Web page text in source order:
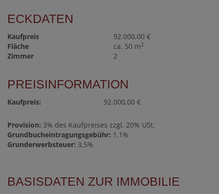
ECKDATEN
Kaufpreis
92.000,00 €
Fläche
ca. 50 m2
Zimmer 2
PREISINFORMATION
Kaufpreis: 92.000,00 €
Provision: 3% des Kaufpreises zzgl. 20% USt.
Grundbucheintragungsgebühr: 1,1%
Grunderwerbsteuer: 3,5%
BASISDATEN ZUR IMMOBILIE